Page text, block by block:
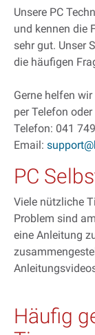
Unsere PC
und kennen die
sehr gut. Unser
die häufigen
Gerne helfen
per Telefon oder
Telefon: 041
Email:
PC
Viele nützliche
Problem sind
eine Anleitung
Häufig